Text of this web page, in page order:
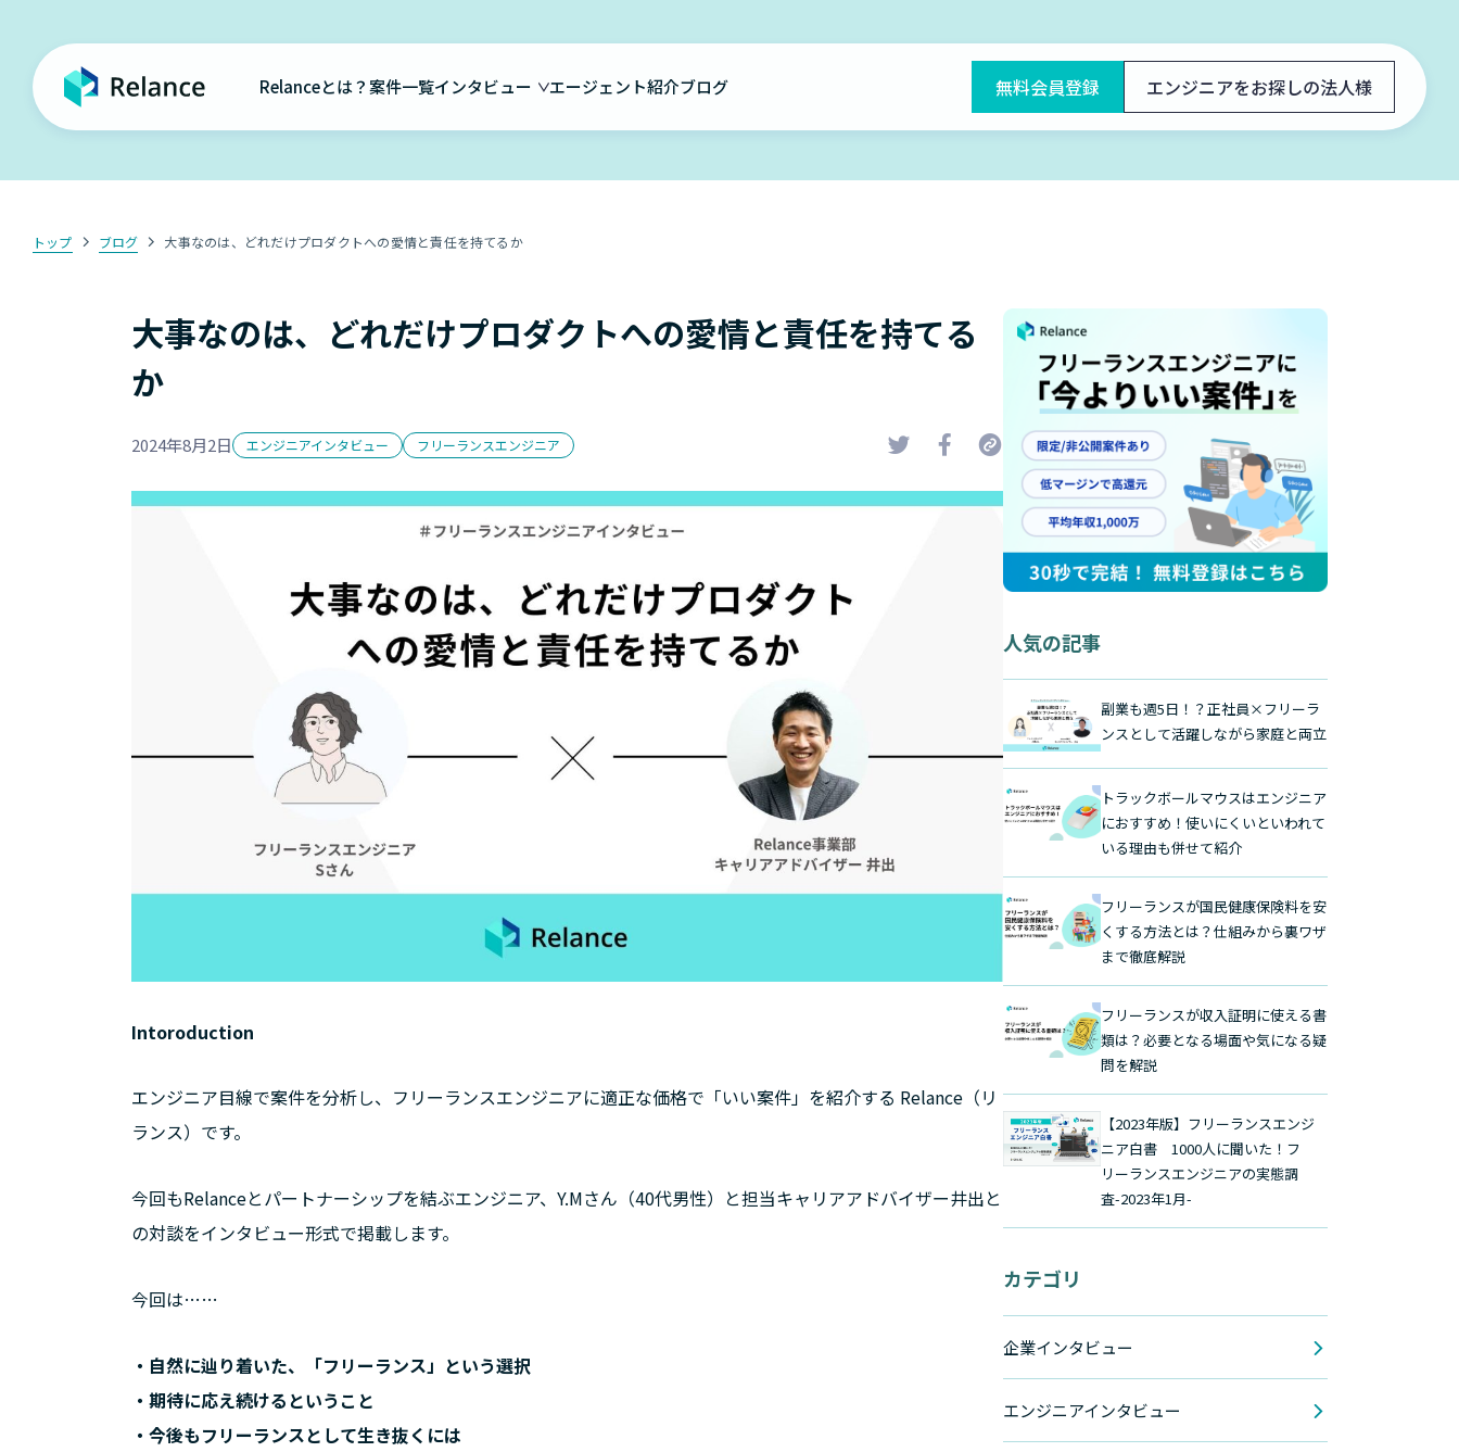
Relanceとは？案件一覧インタビュー エージェント紹介ブログ 無料会員登録 エンジニアをお探しの法人様
トップ ブログ 大事なのは、どれだけプロダクトへの愛情と責任を持てるか
大事なのは、どれだけプロダクトへの愛情と責任を持てる
か
2024年8月2日 エンジニアインタビュー フリーランスエンジニア
Intoroduction
エンジニア目線で案件を分析し、フリーランスエンジニアに適正な価格で「いい案件」を紹介する Relance（リ
ランス）です。
今回もRelanceとパートナーシップを結ぶエンジニア、Y.Mさん（40代男性）と担当キャリアアドバイザー井出と
の対談をインタビュー形式で掲載します。
今回は……
・自然に辿り着いた、「フリーランス」という選択
・期待に応え続けるということ
・今後もフリーランスとして生き抜くには
人気の記事
副業も週5日！？正社員×フリーラ
ンスとして活躍しながら家庭と両立
トラックボールマウスはエンジニア
におすすめ！使いにくいといわれて
いる理由も併せて紹介
フリーランスが国民健康保険料を安
くする方法とは？仕組みから裏ワザ
まで徹底解説
フリーランスが収入証明に使える書
類は？必要となる場面や気になる疑
問を解説
【2023年版】フリーランスエンジ
ニア白書 1000人に聞いた！フ
リーランスエンジニアの実態調
査-2023年1月-
カテゴリ
企業インタビュー
エンジニアインタビュー